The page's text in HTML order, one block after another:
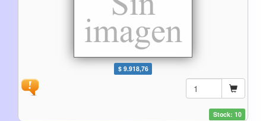
$ 9.918,76
Stock: 10